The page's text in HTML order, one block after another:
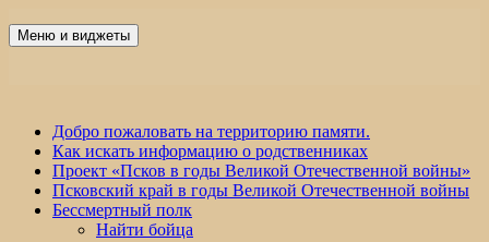
Победа 60
Меню и виджеты
Добро пожаловать на территорию памяти.
Как искать информацию о родственниках
Проект «Псков в годы Великой Отечественной войны»
Псковский край в годы Великой Отечественной войны
Бессмертный полк
Найти бойца